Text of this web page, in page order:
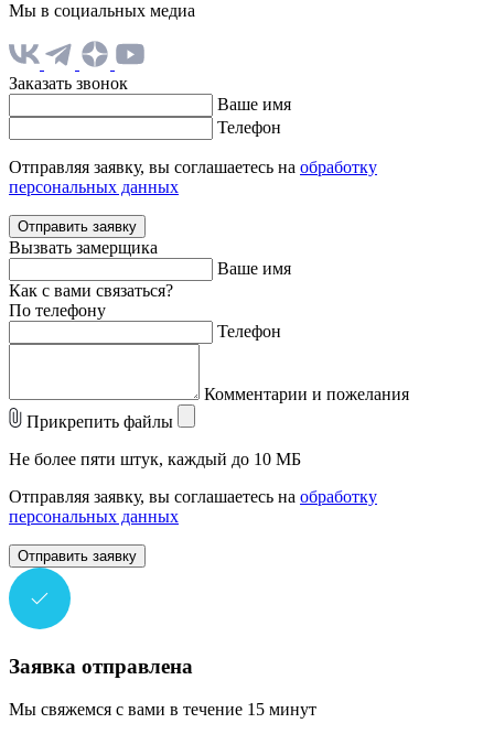
Мы в социальных медиа
Заказать звонок
Ваше имя
Телефон
Отправляя заявку, вы соглашаетесь на обработку
персональных данных
Отправить заявку
Вызвать замерщика
Ваше имя
Как с вами связаться?
По телефону
Телефон
Комментарии и пожелания
Прикрепить файлы
Не более пяти штук, каждый до 10 МБ
Отправляя заявку, вы соглашаетесь на обработку
персональных данных
Отправить заявку
Заявка отправлена
Мы свяжемся с вами в течение 15 минут